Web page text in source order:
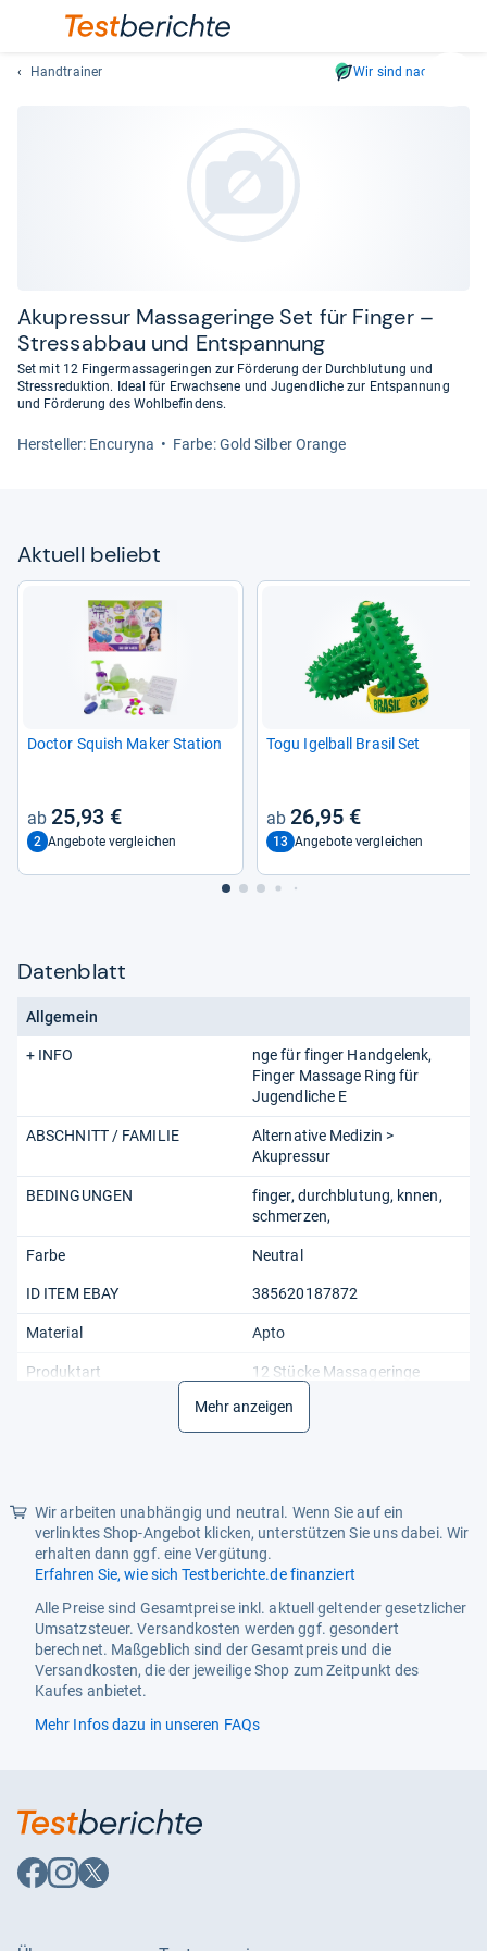
sich
Handtrainer Wir sind nachhaltig
Aku­pres­sur Mas­sa­ge­ringe Set für Fin­ger –
Stressab­bau und Ent­span­nung
Set mit 12 Fingermassageringen zur Förderung der Durchblutung und
Stressreduktion. Ideal für Erwachsene und Jugendliche zur Entspannung
und Förderung des Wohlbefindens.
Her­stel­ler: Encuryna Farbe: Gold Silber Orange
Aktu­ell beliebt
Doc­tor Squish Maker Sta­tion
25,93 €
2 Angebote vergleichen
Togu Igel­ball Bra­sil Set
26,95 €
13 Angebote vergleichen
Datenblatt
Allgemein
+ INFO
nge für finger Handgelenk,
Finger Massage Ring für
Jugendliche E
ABSCHNITT / FAMILIE
Alternative Medizin >
Akupressur
BEDINGUNGEN
finger, durchblutung, knnen,
schmerzen,
Farbe Neutral
ID ITEM EBAY 385620187872
Material Apto
Produktart 12 Stücke Massageringe
143582
Mehr anzeigen
Wir arbeiten unabhängig und neutral. Wenn Sie auf ein
verlinktes Shop-Angebot klicken, unterstützen Sie uns dabei. Wir
erhalten dann ggf. eine Vergütung.
Erfahren Sie, wie sich Testberichte.de finanziert
Alle Preise sind Gesamtpreise inkl. aktuell geltender gesetzlicher
Umsatzsteuer. Versandkosten werden ggf. gesondert
berechnet. Maßgeblich sind der Gesamtpreis und die
Versandkosten, die der jeweilige Shop zum Zeitpunkt des
Kaufes anbietet.
Mehr Infos dazu in unseren FAQs
Auf
Facebook
Auf
Instagram
Auf
X